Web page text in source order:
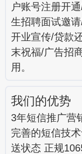
户账号注册开
生招聘面试邀
开业宣传/贷款
末祝福/广告招
用。
我们的优势
3年短信推广营
完善的短信技
送状态 正规